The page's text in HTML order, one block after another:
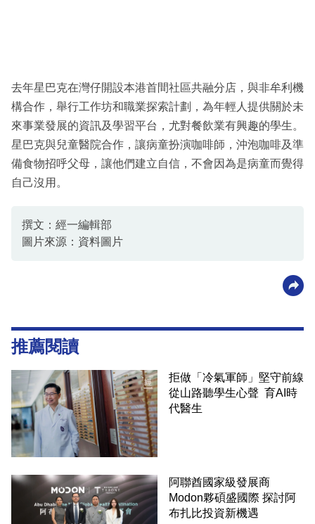
去年星巴克在灣仔開設本港首間社區共融分店，與非牟利機
構合作，舉行工作坊和職業探索計劃，為年輕人提供關於未
來事業發展的資訊及學習平台，尤對餐飲業有興趣的學生。
星巴克與兒童醫院合作，讓病童扮演咖啡師，沖泡咖啡及準
備食物招呼父母，讓他們建立自信，不會因為是病童而覺得
自己沒用。
撰文：經一編輯部
圖片來源：資料圖片
推薦閱讀
拒做「冷氣軍師」堅守前線
從山路聽學生心聲 育AI時
代醫生
阿聯酋國家級發展商
Modon夥碩盛國際 探討阿
布扎比投資新機遇